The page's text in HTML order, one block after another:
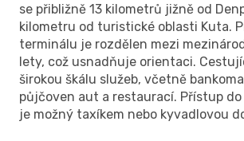
se přibližně 13 kilometrů jižně od
kilometru od turistické oblasti Kuta.
terminálu je rozdělen mezi
lety, což usnadňuje orientaci.
širokou škálu služeb, včetně
půjčoven aut a restaurací. Přístup
je možný taxíkem nebo kyvadlovou